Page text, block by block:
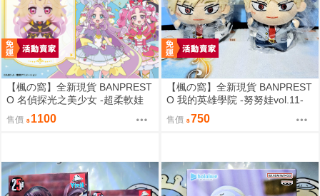
【楓の窩】全新現貨 BANPREST
O 名偵探光之美少女 -超柔軟娃
娃- 森亞露露卡【日版】
售價 1100
【楓の窩】全新現貨 BANPREST
O 我的英雄學院 -努努娃vol.11-
爆豪勝己【日版】
售價 750